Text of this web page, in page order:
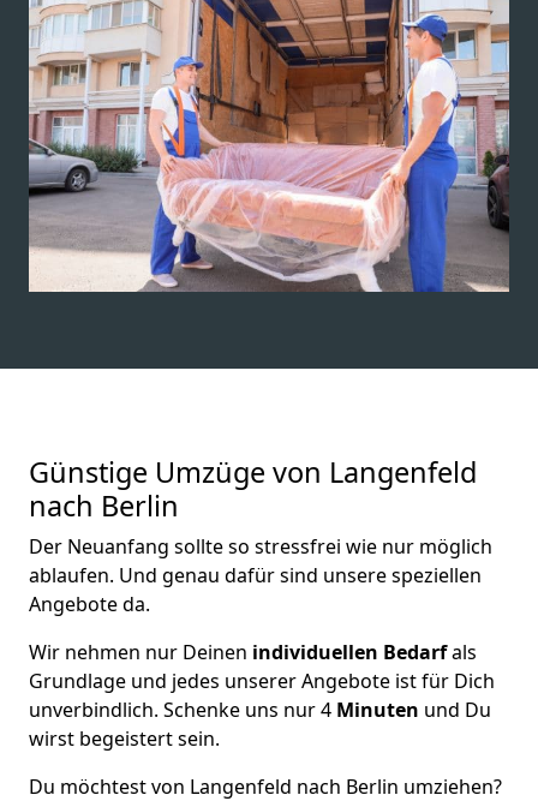
Günstige Umzüge von Langenfeld
nach Berlin
Der Neuanfang sollte so stressfrei wie nur möglich
ablaufen. Und genau dafür sind unsere speziellen
Angebote da.
Wir nehmen nur Deinen individuellen Bedarfals
Grundlage und jedes unserer Angebote ist für Dich
unverbindlich. Schenke uns nur 4 Minuten und Du
wirst begeistert sein.
Du möchtest von Langenfeld nach Berlin umziehen?